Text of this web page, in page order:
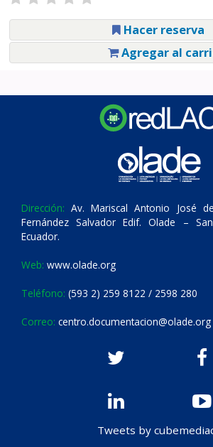
Hacer reserva
Agregar al
Dirección: Av. Mariscal Antonio José
Fernández Salvador Edif. Olade –
Ecuador.
Web: www.olade.org
Teléfono: (593 2) 259 8122 / 2598 280
Correo: centro.documentacion@olade.org
Tweets by